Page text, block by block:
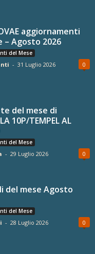
aggiornamenti
– Agosto 2026
del Mese
- 31 Luglio 2026 0
del mese di
10P/TEMPEL AL
del Mese
- 29 Luglio 2026 0
del mese Agosto
del Mese
- 28 Luglio 2026 0